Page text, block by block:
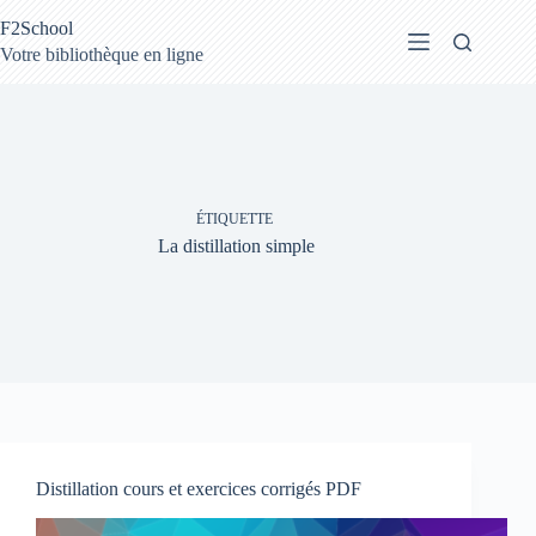
au
contenu
F2School
Votre bibliothèque en ligne
ÉTIQUETTE
La distillation simple
Distillation cours et exercices corrigés PDF